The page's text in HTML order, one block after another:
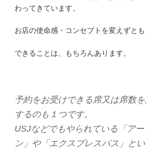
わってきています。
お店の使命感・コンセプトを変えずとも
できることは、もちろんあります。
予約をお受けできる席又は席数
するのも１つです。
USJなどでもやられている「ア
ン」や「エクスプレスパス」と